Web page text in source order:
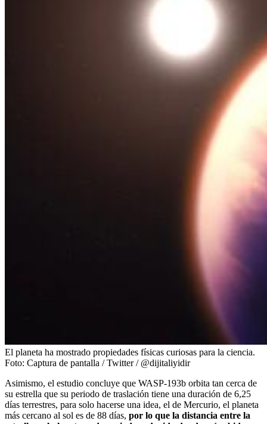
El planeta ha mostrado propiedades físicas curiosas para la ciencia.
Foto: Captura de pantalla / Twitter / @dijitaliyidir
Asimismo, el estudio concluye que WASP-193b orbita tan cerca de
su estrella que su periodo de traslación tiene una duración de 6,25
días terrestres, para solo hacerse una idea, el de Mercurio, el planeta
más cercano al sol es de 88 días, por lo que la distancia entre la